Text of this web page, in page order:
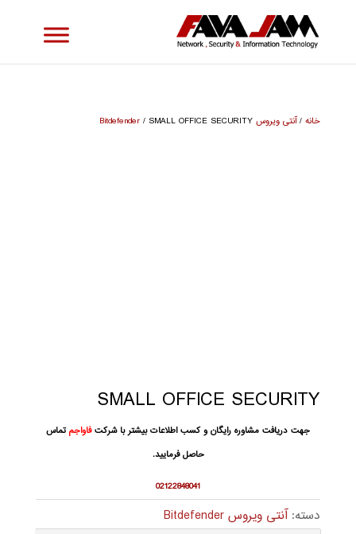
خانه/آنتی ویروس Bitdefender / SMALL OFFICE SECURITY
SMALL OFFICE SECURITY
جهت دریافت مشاوره رایگان و کسب اطلاعات بیشتر با شرکتفاواجم تماس
حاصل فرمایید.
02122848041
دسته:آنتی ویروس Bitdefender